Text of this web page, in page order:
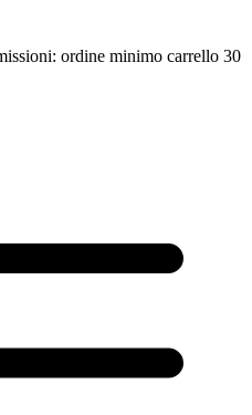
ordine minimo carrello 30